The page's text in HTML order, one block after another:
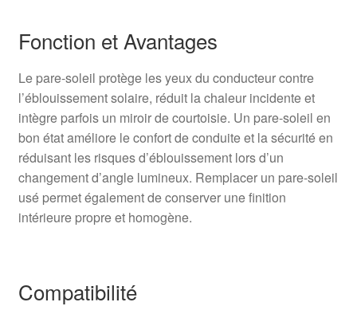
Fonction et Avantages
Le pare-soleil protège les yeux du conducteur contre
l’éblouissement solaire, réduit la chaleur incidente et
intègre parfois un miroir de courtoisie. Un pare-soleil en
bon état améliore le confort de conduite et la sécurité en
réduisant les risques d’éblouissement lors d’un
changement d’angle lumineux. Remplacer un pare-soleil
usé permet également de conserver une finition
intérieure propre et homogène.
Compatibilité